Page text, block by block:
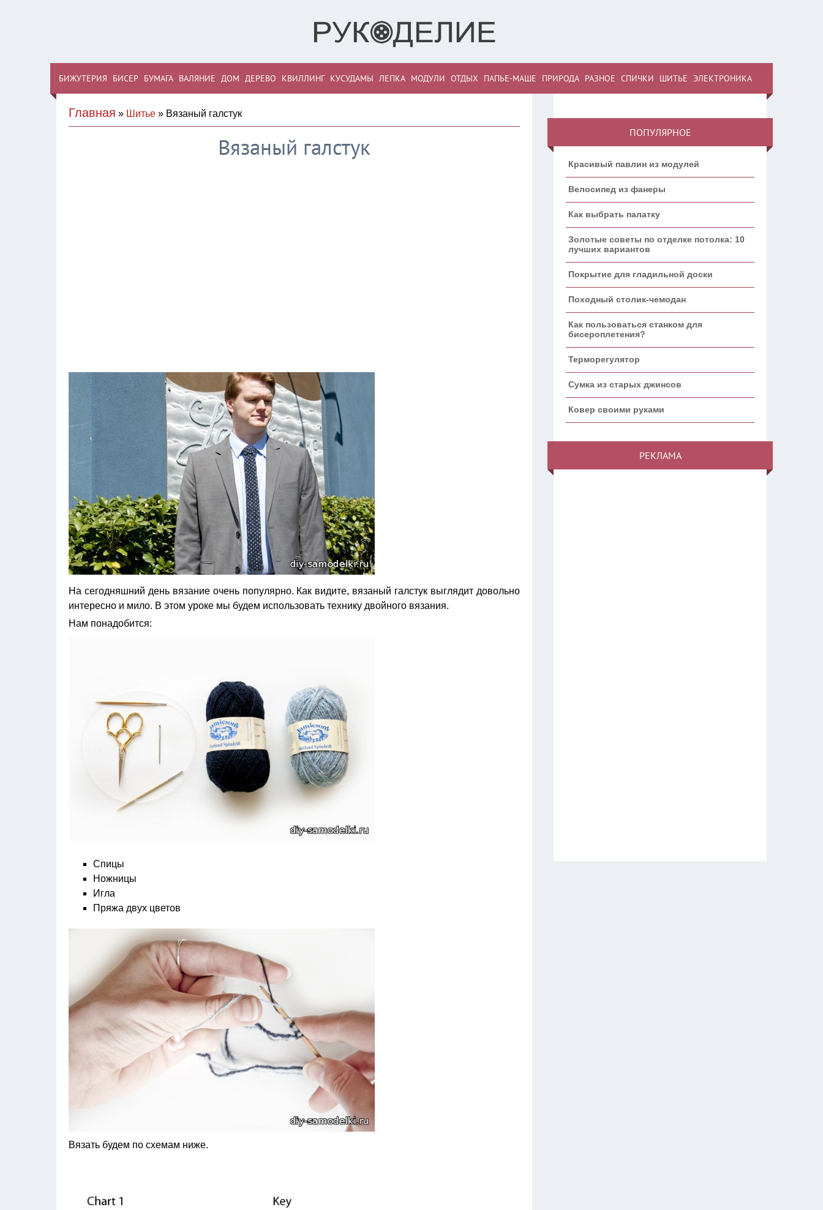
БИЖУТЕРИЯ БИСЕР БУМАГА ВАЛЯНИЕ ДОМ ДЕРЕВО КВИЛЛИНГ КУСУДАМЫ ЛЕПКА МОДУЛИ ОТДЫХ ПАПЬЕ-МАШЕ ПРИРОДА РАЗНОЕ СПИЧКИ ШИТЬЕ ЭЛЕКТРОНИКА
Главная » Шитье » Вязаный галстук
Вязаный галстук
На сегодняшний день вязание очень популярно. Как видите, вязаный галстук выглядит довольно
интересно и мило. В этом уроке мы будем использовать технику двойного вязания.
Нам понадобится:
Спицы
Ножницы
Игла
Пряжа двух цветов
Вязать будем по схемам ниже.
ПОПУЛЯРНОЕ
Красивый павлин из модулей
Велосипед из фанеры
Как выбрать палатку
Золотые советы по отделке потолка: 10
лучших вариантов
Покрытие для гладильной доски
Походный столик-чемодан
Как пользоваться станком для
бисероплетения?
Терморегулятор
Сумка из старых джинсов
Ковер своими руками
РЕКЛАМА